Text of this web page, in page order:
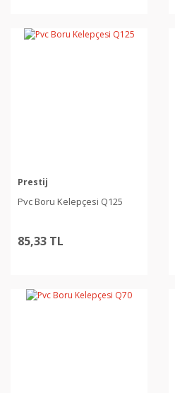
Prestij
Pvc Boru Kelepçesi Q125
85,33 TL